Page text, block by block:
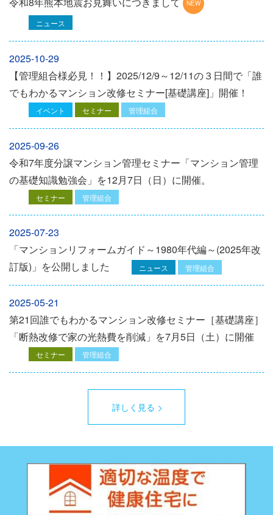
ニュース
2025-10-29
【管理組合様必見！！】2025/12/9～12/11の３日間で「誰
でもわかるマンション改修セミナー[基礎講座]」開催！
イベント セミナー 管理組合
2025-09-26
令和7年度分譲マンション管理セミナー「マンション管理
の基礎知識勉強会」を12⽉7⽇（⽇）に開催。
セミナー 管理組合
2025-07-23
「マンションリフォームガイド～1980年代編～(2025年改
訂版)」を公開しました
ニュース 管理組合
2025-05-21
第21回誰でもわかるマンション改修セミナー［基礎講座］
「断熱改修で家の光熱費を削減」を7月5日（土）に開催
セミナー 管理組合
詳しく見る